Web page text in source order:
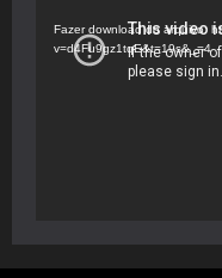
vídeo
Fazer download do arquivo:
v=d4Fu9gz1tqE&t=19s&_=4